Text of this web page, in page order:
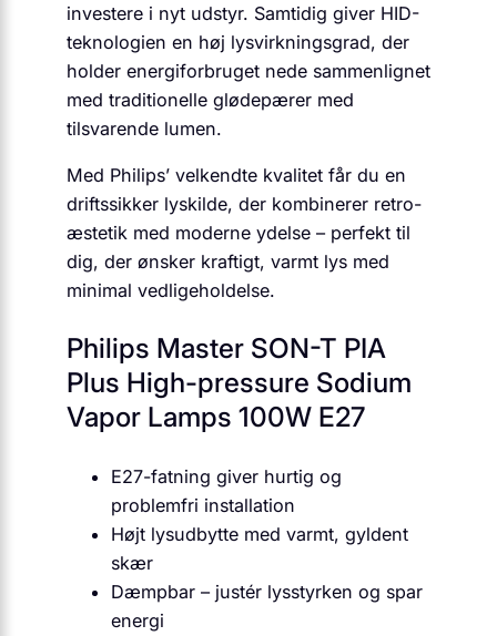
investere i nyt udstyr. Samtidig giver HID-
teknologien en høj lysvirkningsgrad, der
holder energiforbruget nede sammenlignet
med traditionelle glødepærer med
tilsvarende lumen.
Med Philips’ velkendte kvalitet får du en
driftssikker lyskilde, der kombinerer retro-
æstetik med moderne ydelse – perfekt til
dig, der ønsker kraftigt, varmt lys med
minimal vedligeholdelse.
Philips Master SON-T PIA
Plus High-pressure Sodium
Vapor Lamps 100W E27
E27-fatning giver hurtig og
problemfri installation
Højt lysudbytte med varmt, gyldent
skær
Dæmpbar – justér lysstyrken og spar
energi